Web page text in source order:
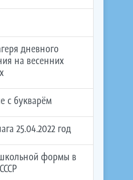
дневного
на весенних
с букварём
25.04.2022 год
формы в